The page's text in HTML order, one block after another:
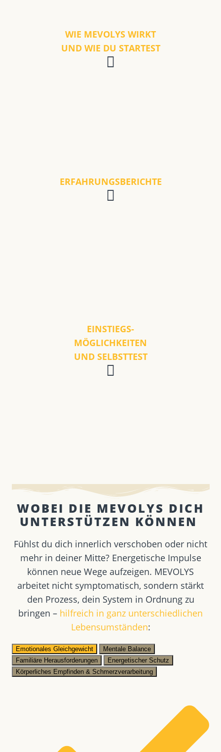
WIE MEVOLYS WIRKT
UND WIE DU STARTEST
ERFAHRUNGSBERICHTE
EINSTIEGS-
MÖGLICHKEITEN
UND SELBSTTEST
WOBEI DIE MEVOLYS DICH
UNTERSTÜTZEN KÖNNEN ​
Fühlst du dich innerlich verschoben oder nicht
mehr in deiner Mitte? Energetische Impulse
können neue Wege aufzeigen. MEVOLYS
arbeitet nicht symptomatisch, sondern stärkt
den Prozess, dein System in Ordnung zu
bringen – hilfreich in ganz unterschiedlichen
Lebensumständen:
Emotionales Gleichgewicht
Mentale Balance
Familiäre Herausforderungen
Energetischer Schutz
Körperliches Empfinden & Schmerzverarbeitung